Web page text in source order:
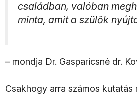
családban, valóban
minta, amit a szülők
– mondja Dr. Gasparicsné dr.
Csakhogy arra számos